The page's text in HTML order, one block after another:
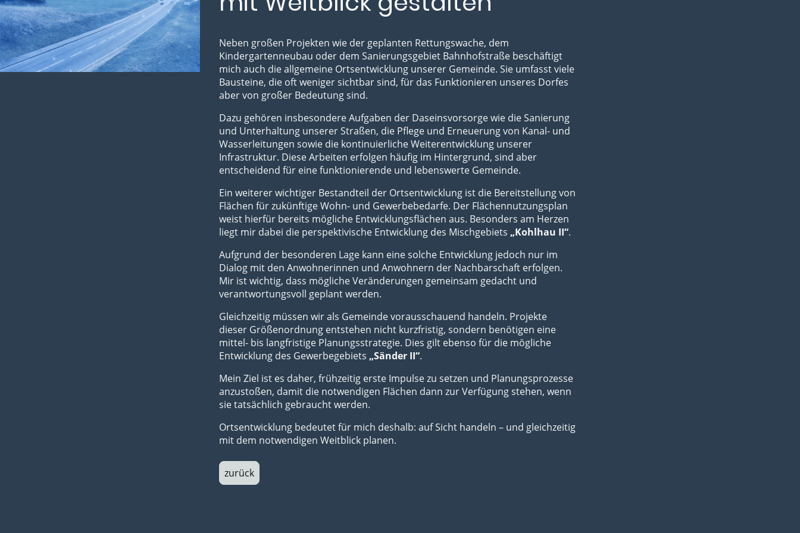
Neben großen Projekten wie der geplanten Rettungswache, dem
Kindergartenneubau oder dem Sanierungsgebiet Bahnhofstraße beschäftigt
mich auch die allgemeine Ortsentwicklung unserer Gemeinde. Sie umfasst viele
Bausteine, die oft weniger sichtbar sind, für das Funktionieren unseres Dorfes
aber von großer Bedeutung sind.
Dazu gehören insbesondere Aufgaben der Daseinsvorsorge wie die Sanierung
und Unterhaltung unserer Straßen, die Pflege und Erneuerung von Kanal- und
Wasserleitungen sowie die kontinuierliche Weiterentwicklung unserer
Infrastruktur. Diese Arbeiten erfolgen häufig im Hintergrund, sind aber
entscheidend für eine funktionierende und lebenswerte Gemeinde.
Ein weiterer wichtiger Bestandteil der Ortsentwicklung ist die Bereitstellung von
Flächen für zukünftige Wohn- und Gewerbebedarfe. Der Flächennutzungsplan
weist hierfür bereits mögliche Entwicklungsflächen aus. Besonders am Herzen
liegt mir dabei die perspektivische Entwicklung des Mischgebiets „Kohlhau II“.
Aufgrund der besonderen Lage kann eine solche Entwicklung jedoch nur im
Dialog mit den Anwohnerinnen und Anwohnern der Nachbarschaft erfolgen.
Mir ist wichtig, dass mögliche Veränderungen gemeinsam gedacht und
verantwortungsvoll geplant werden.
Gleichzeitig müssen wir als Gemeinde vorausschauend handeln. Projekte
dieser Größenordnung entstehen nicht kurzfristig, sondern benötigen eine
mittel- bis langfristige Planungsstrategie. Dies gilt ebenso für die mögliche
Entwicklung des Gewerbegebiets „Sänder II“.
Mein Ziel ist es daher, frühzeitig erste Impulse zu setzen und Planungsprozesse
anzustoßen, damit die notwendigen Flächen dann zur Verfügung stehen, wenn
sie tatsächlich gebraucht werden.
Ortsentwicklung bedeutet für mich deshalb: auf Sicht handeln – und gleichzeitig
mit dem notwendigen Weitblick planen.
zurück